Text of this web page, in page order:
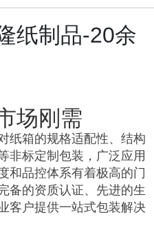
纸制品-20余
场刚需
纸箱的规格适配性、结构
非标定制包装，广泛应用
和品控体系有着极高的门
备的资质认证、先进的生
客户提供一站式包装解决